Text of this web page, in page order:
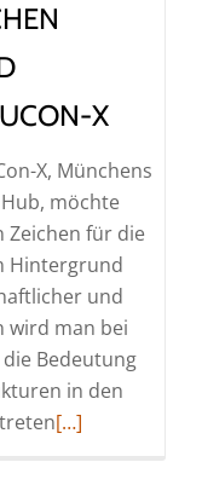
X
X, Münchens
möchte
Zeichen für die
Hintergrund
und
wird man bei
Bedeutung
in den
Read
[…]